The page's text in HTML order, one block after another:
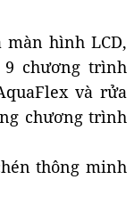
hình LCD,
9 chương trình
và rửa
chương trình